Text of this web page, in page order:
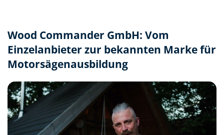
Wir hatten uns zwecks Gestaltung unserer neuen
gewendet, welches uns hierzu wärmstens
empfohlen wurde. Beim anschließenden Prozess
wurden wir von A bis Z sehr gut beraten und
konnten uns in unserem Fall auf die Expertise von
Mehr anzeigen
Wood Commander GmbH: Vom
Einzelanbieter zur bekannten Marke für
Motorsägenausbildung